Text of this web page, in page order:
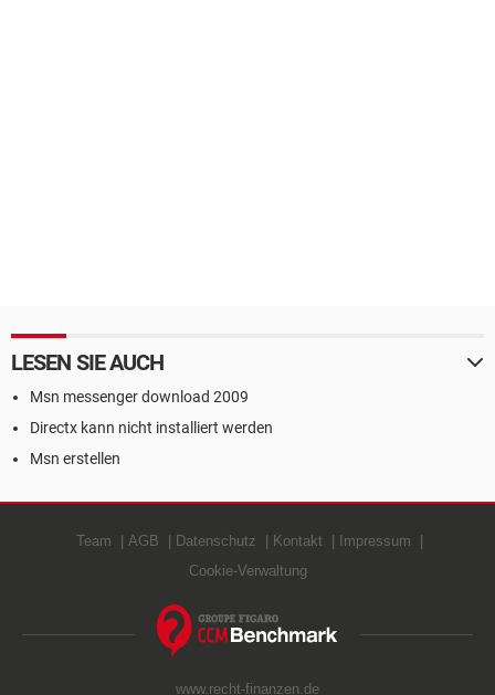
LESEN SIE AUCH
Msn messenger download 2009
Directx kann nicht installiert werden
Msn erstellen
Team AGB Datenschutz Kontakt
Impressum
Cookie-Verwaltung
www.recht-finanzen.de